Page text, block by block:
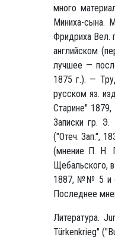
много
Миниха-сына.
Фридриха Вел.
английском
лучшее —
1875 г.). —
русском яз.
Старине"
Записки гр.
("Отеч. Зап.",
(мнение П. Н.
Щебальского,
1887, №№ 5 и
Последнее
Литература.
Türkenkrieg"